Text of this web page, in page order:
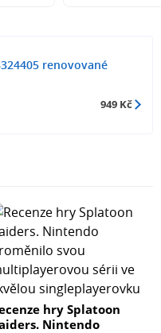
renovované
949 Kč
hry Splatoon
Nintendo